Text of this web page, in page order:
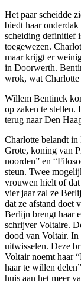
Het paar scheidde
biedt haar
scheiding definitief
toegewezen.
maar krijgt er
in Doorwerth.
wrok, wat Charlotte
Willem Bentinck
op zaken te stellen.
terug naar Den
Charlotte belandt
Grote, koning van
noorden” en
steun. Twee
vrouwen hielt of
vier jaar zal ze
dat ze afstand doet
Berlijn brengt haar
schrijver Voltaire.
dood van Voltair. In
uitwisselen. Deze
Voltair noemt haar
haar te willen
huis aan het meer